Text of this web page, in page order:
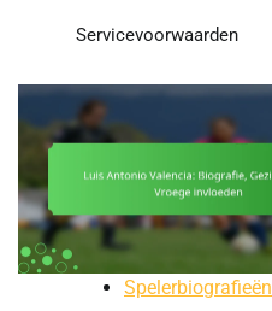
Servicevoorwaarden
Spelerbiografieën